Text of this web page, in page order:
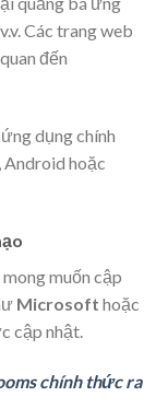
Các trang web
đến
dụng chính
hoặc
muốn cập
Microsoft hoặc
cập nhật.
chính thức ra